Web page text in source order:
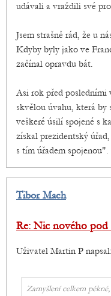
udávali a vraždili své
Jsem strašně rád, že u
Kdyby byly jako ve
začínal opravdu bát.
Asi rok před
skvělou úvahu, která
veškeré úsilí spojené s
získal prezidentský
s tím úřadem spojenou".
Tibor Mach
Re: Nic nového pod
Uživatel Martin P napsal:
Zamyšlení celkem